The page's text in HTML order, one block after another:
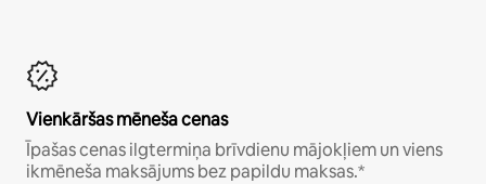
Vienkāršas mēneša cenas
Īpašas cenas ilgtermiņa brīvdienu mājokļiem un viens
ikmēneša maksājums bez papildu maksas.*